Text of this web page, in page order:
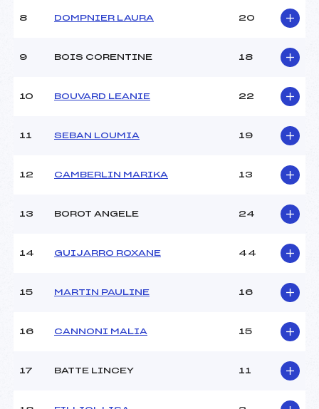
Ouvreurs C :
BOUGON ELOUAN (SA)
(SA)
Neige :
41
13 h
(SA)
FILLIOL CLARA (SA)
BARAGOITA ADEN (SA)
Ouvreurs E :
Ouvreur ? ()
Pénalité appliquée :
131.3500
8 DOMPNIER LAURA 20
9 BOIS CORENTINE 18
10 BOUVARD LEANIE 22
11 SEBAN LOUMIA 19
12 CAMBERLIN MARIKA 13
13 BOROT ANGELE 24
14 GUIJARRO ROXANE 44
15 MARTIN PAULINE 16
16 CANNONI MALIA 15
17 BATTE LINCEY 11